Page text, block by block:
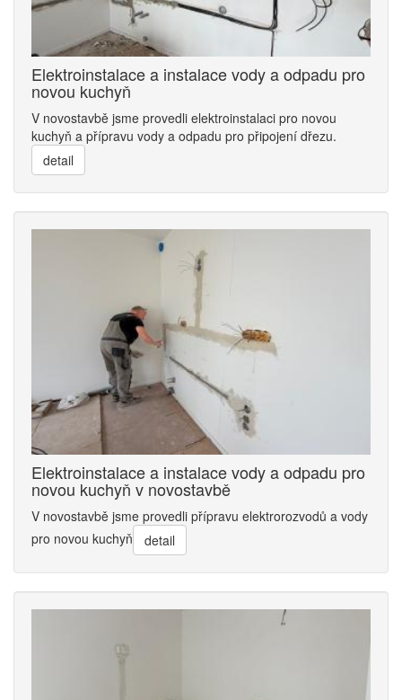
Elektroinstalace a instalace vody a odpadu pro
novou kuchyň
V novostavbě jsme provedli elektroinstalaci pro novou
kuchyň a přípravu vody a odpadu pro připojení dřezu.
detail
Elektroinstalace a instalace vody a odpadu pro
novou kuchyň v novostavbě
V novostavbě jsme provedli přípravu elektrorozvodů a vody
pro novou kuchyň
detail